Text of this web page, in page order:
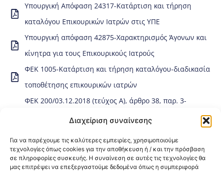
Διαχείριση συναίνεσης
Για να παρέχουμε τις καλύτερες εμπειρίες, χρησιμοποιούμε
τεχνολογίες όπως cookies για την αποθήκευση ή / και την πρόσβαση
σε πληροφορίες συσκευής. Η συναίνεση σε αυτές τις τεχνολογίες θα
μας επιτρέψει να επεξεργαστούμε δεδομένα όπως η συμπεριφορά
Υπουργική Απόφαση 24317-Κατάρτιση και τήρηση
καταλόγου Επικουρικών Ιατρών στις ΥΠΕ
Υπουργική απόφαση 42875-Χαρακτηρισμός Άγονων και
κίνητρα για τους Επικουρικούς Ιατρούς
ΦΕΚ 1005-Κατάρτιση και τήρηση καταλόγου-διαδικασία
τοποθέτησης επικουρικών ιατρών
ΦΕΚ 200/03.12.2018 (τεύχος Α), άρθρο 38, παρ. 3-
Τροποποίηση Κατάρτισης και Τήρησης Καταλόγου-
την κατάργηση χρονικού περιορισμού λήψης ιατρικής
ειδικότητας)